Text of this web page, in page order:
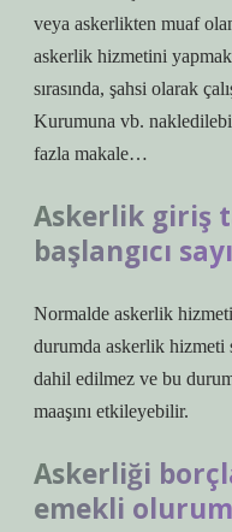
veya askerlikten muaf
askerlik hizmetini
sırasında, şahsi olarak
Kurumuna vb.
fazla makale…
Askerlik giriş
başlangıcı
Normalde askerlik
durumda askerlik hizmeti
dahil edilmez ve bu
maaşını etkileyebilir.
Askerliği
emekli